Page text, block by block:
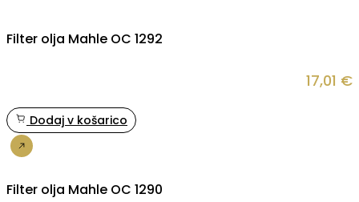
Filter olja Mahle OC 1292
17,01 €
Dodaj v košarico
Filter olja Mahle OC 1290